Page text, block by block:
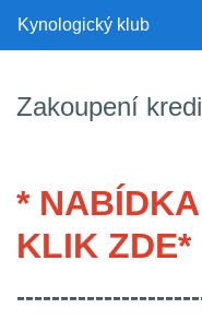
Kynologický klub
Zakoupení
*
KLIK ZDE*